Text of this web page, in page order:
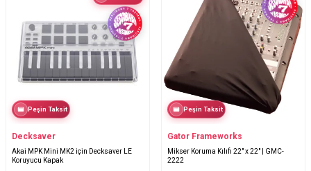
Peşin Taksit
Decksaver
Akai MPK Mini MK2 için Decksaver LE
Koruyucu Kapak
Peşin Taksit
Gator Frameworks
Mikser Koruma Kılıfı 22" x 22" | GMC-
2222